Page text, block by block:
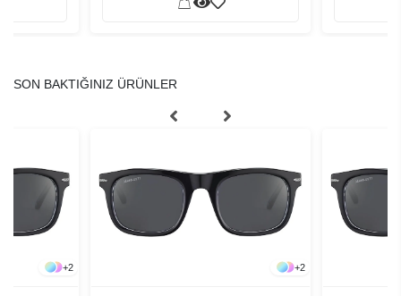
SON BAKTIĞINIZ ÜRÜNLER
+2 +2